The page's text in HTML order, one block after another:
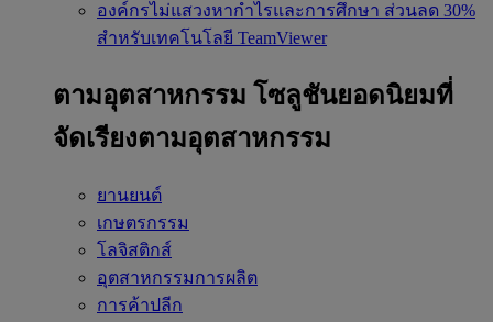
องค์กรไม่แสวงหากำไรและการศึกษา ส่วนลด 30%
สำหรับเทคโนโลยี TeamViewer
ตามอุตสาหกรรม โซลูชันยอดนิยมที่
จัดเรียงตามอุตสาหกรรม
ยานยนต์
เกษตรกรรม
โลจิสติกส์
อุตสาหกรรมการผลิต
การค้าปลีก